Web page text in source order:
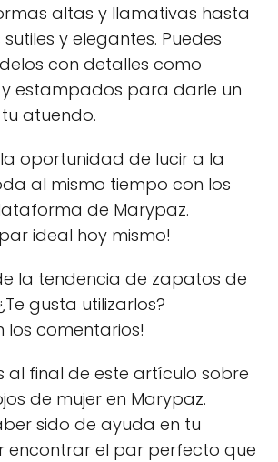
altas y llamativas hasta
y elegantes. Puedes
con detalles como
y estampados para darle un
atuendo.
oportunidad de lucir a la
al mismo tiempo con los
de Marypaz.
ideal hoy mismo!
la tendencia de zapatos de
gusta utilizarlos?
los comentarios!
al final de este artículo sobre
de mujer en Marypaz.
sido de ayuda en tu
encontrar el par perfecto que